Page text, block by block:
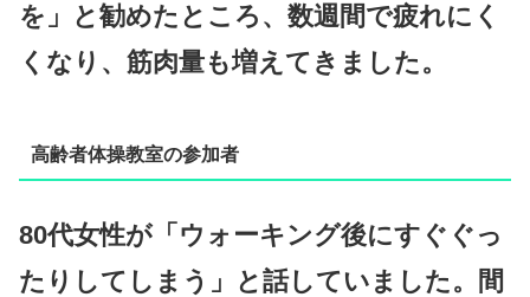
を」と勧めたところ、数週間で疲れにく
くなり、筋肉量も増えてきました。
高齢者体操教室の参加者
80代女性が「ウォーキング後にすぐぐっ
たりしてしまう」と話していました。間